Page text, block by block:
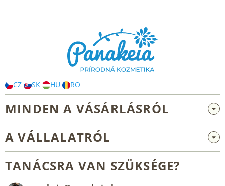
CZ SK HU RO
MINDEN A VÁSÁRLÁSRÓL
Nagykereskedelem és együttműködés
Általános üzleti feltételek
A VÁLLALATRÓL
TANÁCSRA VAN SZÜKSÉGE?